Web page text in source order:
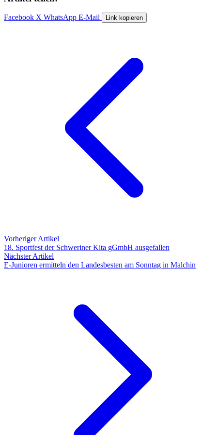
Facebook X WhatsApp E-Mail Link kopieren
Vorheriger Artikel
18. Sportfest der Schweriner Kita gGmbH ausgefallen
Nächster Artikel
E-Junioren ermitteln den Landesbesten am Sonntag in Malchin